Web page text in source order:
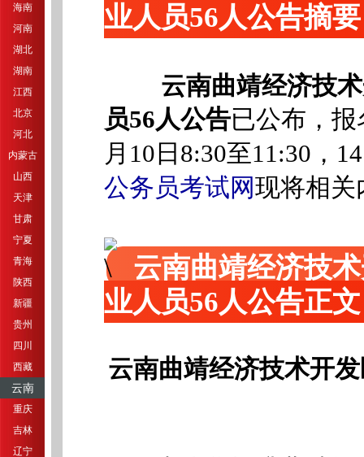
海南
河南
湖北
湖南
江西
北京
河北
内蒙古
山西
天津
甘肃
宁夏
青海
陕西
新疆
贵州
四川
西藏
云南
重庆
吉林
辽宁
业人员56人公告摘要
云南曲靖经济技
员56人公告已公布，报
月10日8:30至11:30，
公务员考试网现将相关
云南曲靖经济技
业人员56人公告正文
云南曲靖经济技术开